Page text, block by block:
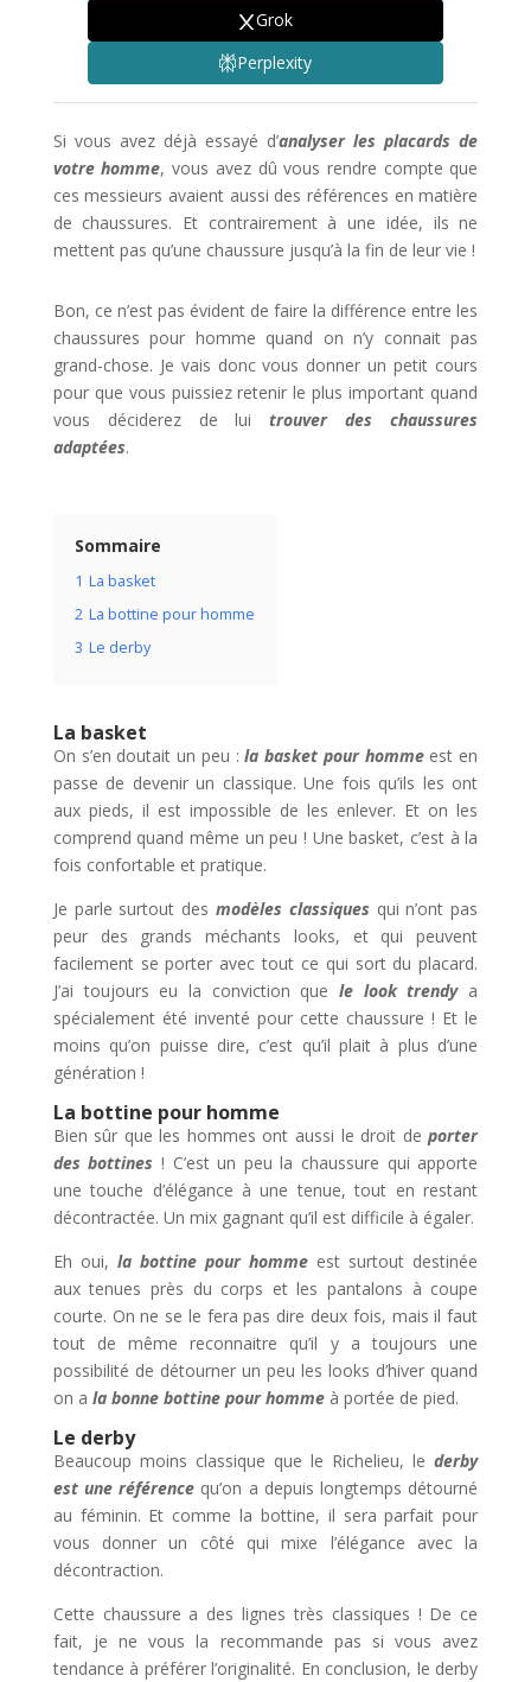
Grok
Perplexity
Si vous avez déjà essayé d’analyser les placards de
votre homme, vous avez dû vous rendre compte que
ces messieurs avaient aussi des références en matière
de chaussures. Et contrairement à une idée, ils ne
mettent pas qu’une chaussure jusqu’à la fin de leur vie !
Bon, ce n’est pas évident de faire la différence entre les
chaussures pour homme quand on n’y connait pas
grand-chose. Je vais donc vous donner un petit cours
pour que vous puissiez retenir le plus important quand
vous déciderez de luitrouver des chaussures
adaptées.
Sommaire
1 La basket
2 La bottine pour homme
3 Le derby
La basket
On s’en doutait un peu :la basket pour homme est en
passe de devenir un classique. Une fois qu’ils les ont
aux pieds, il est impossible de les enlever. Et on les
comprend quand même un peu ! Une basket, c’est à la
fois confortable et pratique.
Je parle surtout des modèles classiques qui n’ont pas
peur des grands méchants looks, et qui peuvent
facilement se porter avec tout ce qui sort du placard.
J’ai toujours eu la conviction quele look trendy a
spécialement été inventé pour cette chaussure ! Et le
moins qu’on puisse dire, c’est qu’il plait à plus d’une
génération !
La bottine pour homme
Bien sûr que les hommes ont aussi le droit deporter
des bottines ! C’est un peu la chaussure qui apporte
une touche d’élégance à une tenue, tout en restant
décontractée. Un mix gagnant qu’il est difficile à égaler.
Eh oui, la bottine pour homme est surtout destinée
aux tenues près du corps et les pantalons à coupe
courte. On ne se le fera pas dire deux fois, mais il faut
tout de même reconnaitre qu’il y a toujours une
possibilité de détourner un peu les looks d’hiver quand
on a la bonne bottine pour homme à portée de pied.
Le derby
Beaucoup moins classique que le Richelieu, lederby
est une référence qu’on a depuis longtemps détourné
au féminin. Et comme la bottine, il sera parfait pour
vous donner un côté qui mixe l’élégance avec la
décontraction.
Cette chaussure a des lignes très classiques ! De ce
fait, je ne vous la recommande pas si vous avez
tendance à préférer l’originalité. En conclusion, le derby